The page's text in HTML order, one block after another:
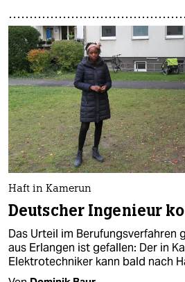
Haft in Kamerun
Deutscher Ingenieur
Das Urteil im Berufungsverfahren
aus Erlangen ist gefallen: Der in
Elektrotechniker kann bald nach